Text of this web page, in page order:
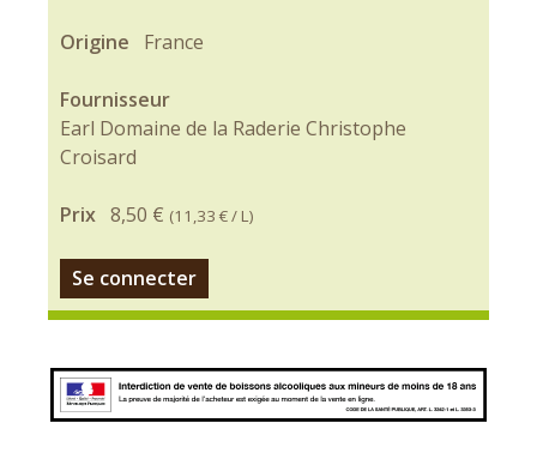
Origine France
Fournisseur
Earl Domaine de la Raderie Christophe
Croisard
Prix 8,50 € (11,33 €/ L)
Se connecter